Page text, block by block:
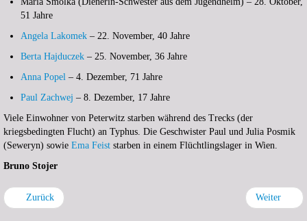
51 Jahre
Angela Lakomek – 22. November, 40 Jahre
Berta Hajduczek – 25. November, 36 Jahre
Anna Popel – 4. Dezember, 71 Jahre
Paul Zachwej – 8. Dezember, 17 Jahre
Viele Einwohner von Peterwitz starben während des Trecks (der
kriegsbedingten Flucht) an Typhus. Die Geschwister Paul und Julia Posmik
(Seweryn) sowie Ema Feist starben in einem Flüchtlingslager in Wien.
Bruno Stojer
Zurück Weiter